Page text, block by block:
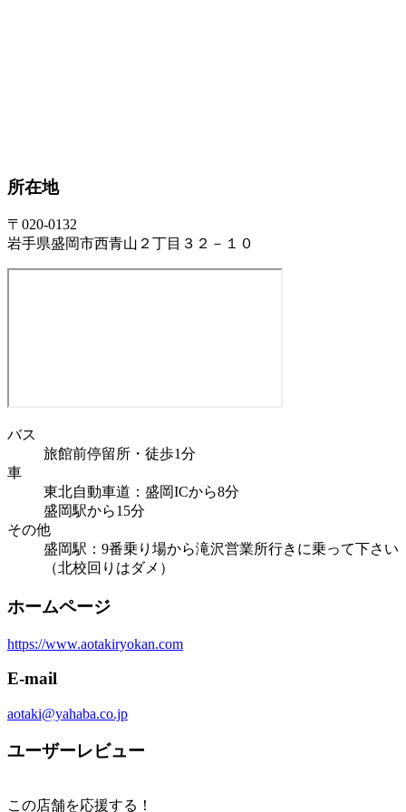
所在地
〒020-0132
岩手県盛岡市西青山２丁目３２－１０
バス
旅館前停留所・徒歩1分
車
東北自動車道：盛岡ICから8分
盛岡駅から15分
その他
盛岡駅：9番乗り場から滝沢営業所行きに乗って下さい
（北校回りはダメ）
ホームページ
https://www.aotakiryokan.com
E-mail
aotaki@yahaba.co.jp
ユーザーレビュー
この店舗を応援する！